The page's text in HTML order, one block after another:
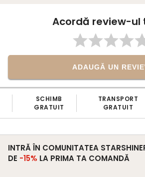
Acordă review-ul
ADAUGĂ UN
SCHIMB
GRATUIT
TRANSPORT
GRATUIT
INTRĂ ÎN COMUNITATEA
DE -15% LA PRIMA TA COMANDĂ